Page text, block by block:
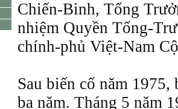
Chiến-Binh, Tổng
nhiệm Quyền Tổng-
chính-phủ Việt-Nam
Sau biến cố năm
ba năm. Tháng 5 năm